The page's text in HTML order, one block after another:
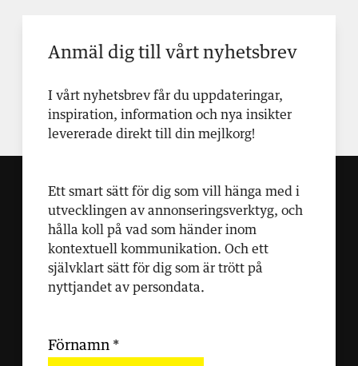
Anmäl dig till vårt nyhetsbrev
I vårt nyhetsbrev får du uppdateringar,
inspiration, information och nya insikter
levererade direkt till din mejlkorg!
Ett smart sätt för dig som vill hänga med i
utvecklingen av annonseringsverktyg, och
hålla koll på vad som händer inom
kontextuell kommunikation. Och ett
självklart sätt för dig som är trött på
nyttjandet av persondata.
Förnamn *